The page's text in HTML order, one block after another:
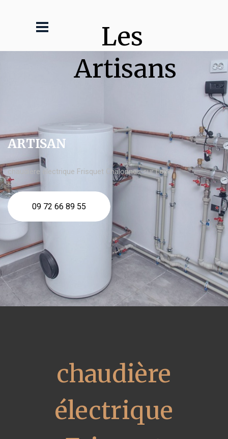
Les
Artisans
ARTISAN
chaudière électrique Frisquet Chalonnes sur Loire
09 72 66 89 55
chaudière
électrique